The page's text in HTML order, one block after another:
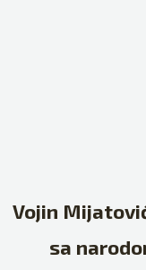
Vojin
sa